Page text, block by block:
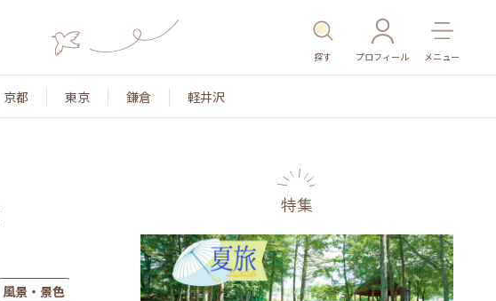
探す プロフィール メニュー
京都 東京 鎌倉 軽井沢
風景・景色 名所・旧跡 温泉・スパ その他施設 ごはん
特集